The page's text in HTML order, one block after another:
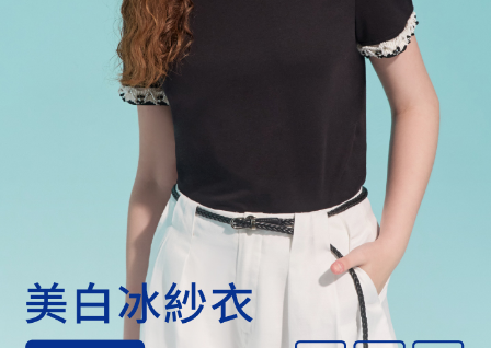
付款後門市自取
查看運費